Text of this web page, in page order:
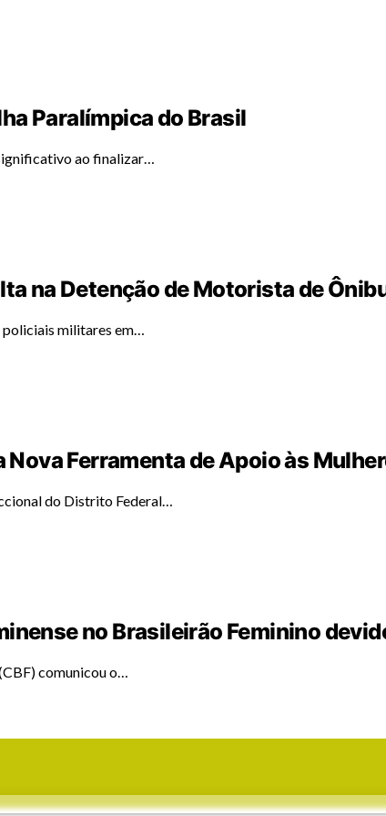
Paralímpica do Brasil
ao finalizar…
na Detenção de Motorista de
militares em…
Ferramenta de Apoio às
do Distrito Federal…
no Brasileirão Feminino
comunicou o…